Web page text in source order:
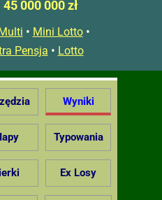
45 000 000 zł
• Mini Lotto•
Pensja • Lotto
Wyniki
Typowania
Ex Losy